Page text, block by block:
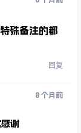
殊备注的都
回复
8 个月前
谢